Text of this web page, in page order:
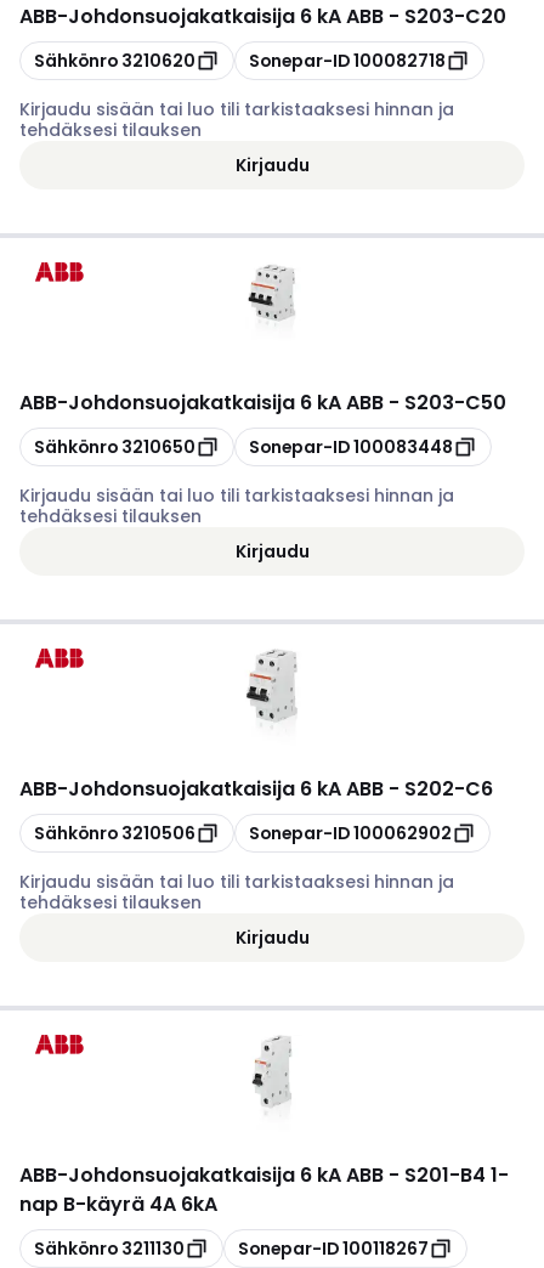
ABB-Johdonsuojakatkaisija 6 kA ABB - S203-C20
Kopioi
Sähkönro 3210620 Kopioi
Sonepar-ID100082718
Kirjaudu sisään tai luo tili tarkistaaksesi hinnan ja
tehdäksesi tilauksen
Kirjaudu
ABB-Johdonsuojakatkaisija 6 kA ABB - S203-C50
Kopioi
Sähkönro 3210650 Kopioi
Sonepar-ID100083448
Kirjaudu sisään tai luo tili tarkistaaksesi hinnan ja
tehdäksesi tilauksen
Kirjaudu
ABB-Johdonsuojakatkaisija 6 kA ABB - S202-C6
Kopioi
Sähkönro 3210506 Kopioi
Sonepar-ID100062902
Kirjaudu sisään tai luo tili tarkistaaksesi hinnan ja
tehdäksesi tilauksen
Kirjaudu
ABB-Johdonsuojakatkaisija 6 kA ABB - S201-B4 1-
nap B-käyrä 4A 6kA
Kopioi
Sähkönro 3211130 Kopioi
Sonepar-ID100118267